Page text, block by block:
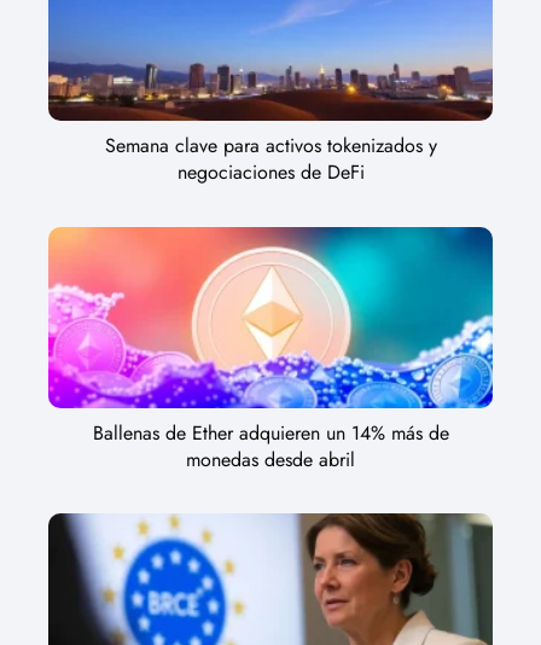
Semana clave para activos tokenizados y
negociaciones de DeFi
Ballenas de Ether adquieren un 14% más de
monedas desde abril